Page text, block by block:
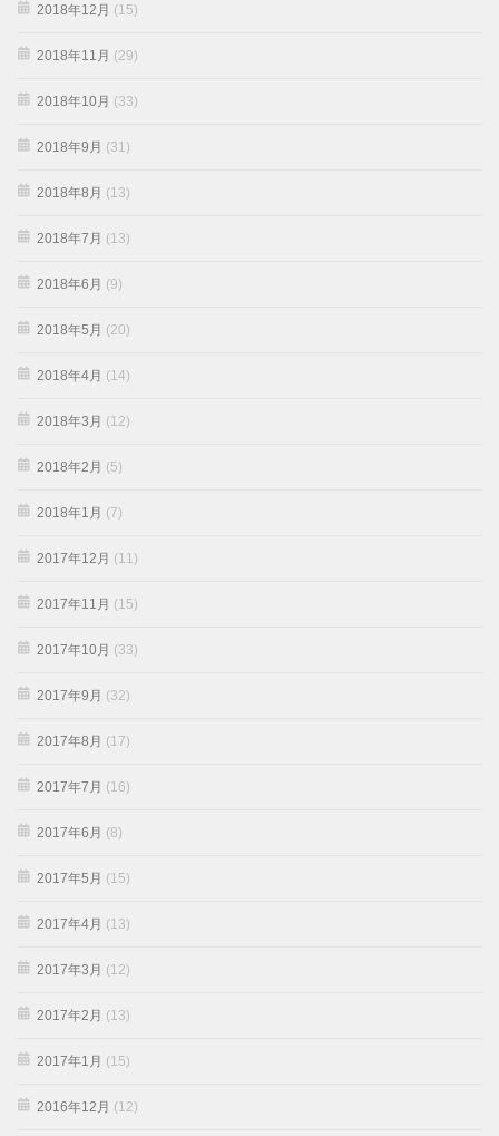
2018年12月 (15)
2018年11月 (29)
2018年10月 (33)
2018年9月 (31)
2018年8月 (13)
2018年7月 (13)
2018年6月 (9)
2018年5月 (20)
2018年4月 (14)
2018年3月 (12)
2018年2月 (5)
2018年1月 (7)
2017年12月 (11)
2017年11月 (15)
2017年10月 (33)
2017年9月 (32)
2017年8月 (17)
2017年7月 (16)
2017年6月 (8)
2017年5月 (15)
2017年4月 (13)
2017年3月 (12)
2017年2月 (13)
2017年1月 (15)
2016年12月 (12)